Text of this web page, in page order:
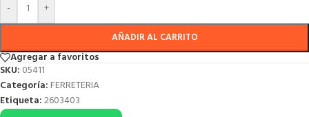
- +
AÑADIR AL CARRITO
Agregar a favoritos
SKU: 05411
Categoría: FERRETERIA
Etiqueta:2603403